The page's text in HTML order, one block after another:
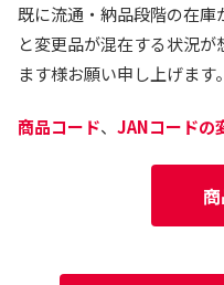
既に流通・納品段階の在
と変更品が混在する状況
ます様お願い申し上げます。
商品コード、 JANコードの